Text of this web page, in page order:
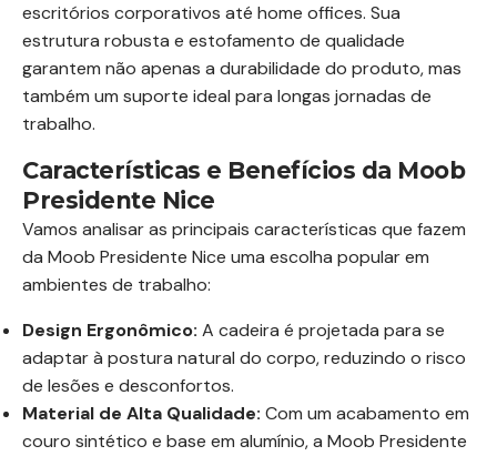
escritórios corporativos até home offices. Sua
estrutura robusta e estofamento de qualidade
garantem não apenas a durabilidade do produto, mas
também um suporte ideal para longas jornadas de
trabalho.
Características e Benefícios da Moob
Presidente Nice
Vamos analisar as principais características que fazem
da Moob Presidente Nice uma escolha popular em
ambientes de trabalho:
Design Ergonômico: A cadeira é projetada para se
adaptar à postura natural do corpo, reduzindo o risco
de lesões e desconfortos.
Material de Alta Qualidade: Com um acabamento em
couro sintético e base em alumínio, a Moob Presidente